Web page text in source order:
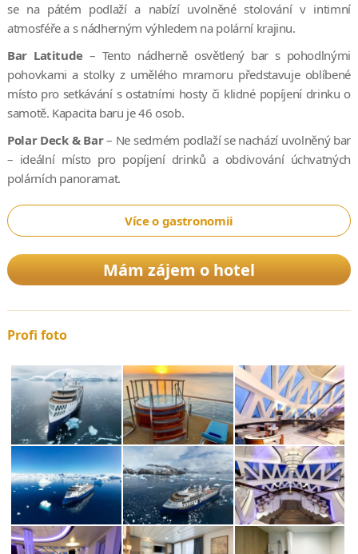
Plujte po stopách historické trasy Franklinovy expedice
legendárním Severozápadním průjezdem na této 17ti denní
expedici. Cestou prozkoumáte kanadskou Arktidu a Grónsko a na
vlastní kůži zažijete plavbu ledovými kanály, které uvěznily
Franklinovu posádku, a o téměř 200 let později byly svědky
jednoho z nejslavnějších momentů v polární historii - expedice
Southeast to West Greenland: Glaciers, Fjords and Viking
History
expedice. Plavba nabízí fascinující kombinaci norských
vikingských ruin, autentických grónských pobřežních komunit a
dvou lokalit zapsaných na seznamu UNESCO. To vše v kulisách
hlubokých fjordů, zátok plných ledových ker, majestátních
nádhernými barvami.
Spitsbergen Circumnavigation: A Rite of Passage
Tato 14ti denní cesta je naší nejobsáhlejší expedicí Špicberk a
norského Svalbardu. Budete mít příležitost se seznámit s
námořní kulturou 16. století, spatříte neopakovatelné pohledy na
nespočetná hejna ptactva na legendárním ledovci Julibreen a
útesu Alkefjellet. Při příznivém počasí budete navíc mít
jedinečnou šanci si splnit sen a obeplout celé souostroví. Při
projížďkách na kodiaku budete mít příležitost vkročit na
neprozkoumaná místa a pozorovat místní faunu včetně ledních
medvědů, mrožů a sobů.
Svalbard Explorer: Best of High Arctic Norway
se na pátém podlaží a nabízí uvolněné stolování v intimní
atmosféře a s nádherným výhledem na polární krajinu.
Bar Latitude – Tento nádherně osvětlený bar s pohodlnými
pohovkami a stolky z umělého mramoru představuje oblíbené
místo pro setkávání s ostatními hosty či klidné popíjení drinku o
samotě. Kapacita baru je 46 osob.
Polar Deck & Bar– Ne sedmém podlaží se nachází uvolněný bar
– ideální místo pro popíjení drinků a obdivování úchvatných
polárních panoramat.
Více o gastronomii
Mám zájem o hotel
Profi foto